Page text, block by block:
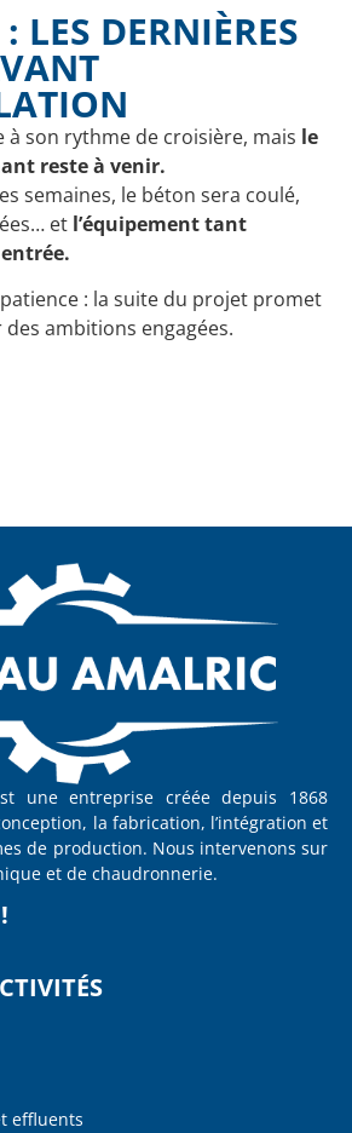
LES DERNIÈRES
à son rythme de croisière, mais le
reste à venir.
semaines, le béton sera coulé,
et l’équipement tant
: la suite du projet promet
des ambitions engagées.
une entreprise créée depuis 1868
la fabrication, l’intégration et
de production. Nous intervenons sur
et de chaudronnerie.
effluents